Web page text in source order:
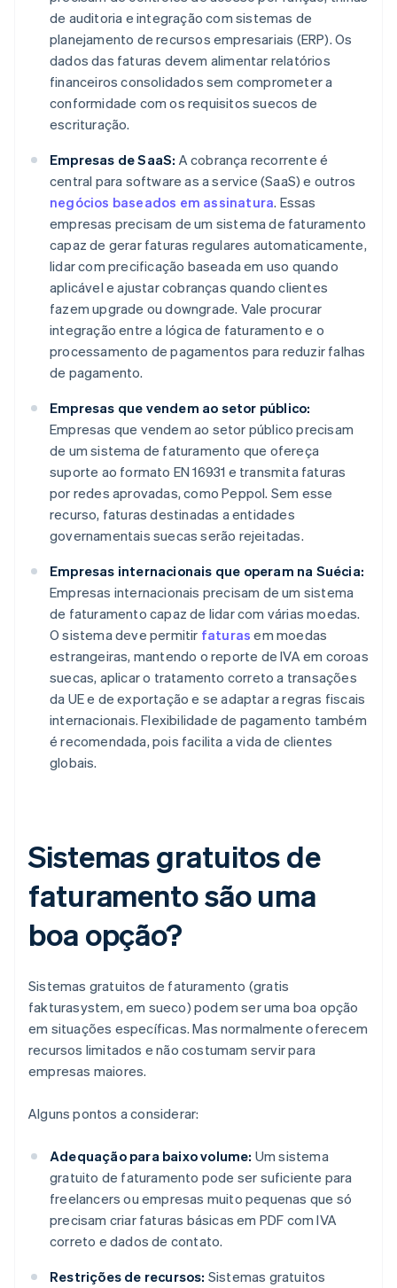
de auditoria e integração com sistemas de
planejamento de recursos empresariais (ERP). Os
dados das faturas devem alimentar relatórios
financeiros consolidados sem comprometer a
conformidade com os requisitos suecos de
escrituração.
Empresas de SaaS: A cobrança recorrente é
central para software as a service (SaaS) e outros
negócios baseados em assinatura. Essas
empresas precisam de um sistema de faturamento
capaz de gerar faturas regulares automaticamente,
lidar com precificação baseada em uso quando
aplicável e ajustar cobranças quando clientes
fazem upgrade ou downgrade. Vale procurar
integração entre a lógica de faturamento e o
processamento de pagamentos para reduzir falhas
de pagamento.
Empresas que vendem ao setor público:
Empresas que vendem ao setor público precisam
de um sistema de faturamento que ofereça
suporte ao formato EN 16931 e transmita faturas
por redes aprovadas, como Peppol. Sem esse
recurso, faturas destinadas a entidades
governamentais suecas serão rejeitadas.
Empresas internacionais que operam na Suécia:
Empresas internacionais precisam de um sistema
de faturamento capaz de lidar com várias moedas.
O sistema deve permitir faturas em moedas
estrangeiras, mantendo o reporte de IVA em coroas
suecas, aplicar o tratamento correto a transações
da UE e de exportação e se adaptar a regras fiscais
internacionais. Flexibilidade de pagamento também
é recomendada, pois facilita a vida de clientes
globais.
Sistemas gratuitos de
faturamento são uma
boa opção?
Sistemas gratuitos de faturamento (gratis
fakturasystem, em sueco) podem ser uma boa opção
em situações específicas. Mas normalmente oferecem
recursos limitados e não costumam servir para
empresas maiores.
Alguns pontos a considerar:
Adequação para baixo volume: Um sistema
gratuito de faturamento pode ser suficiente para
freelancers ou empresas muito pequenas que só
precisam criar faturas básicas em PDF com IVA
correto e dados de contato.
Restrições de recursos: Sistemas gratuitos